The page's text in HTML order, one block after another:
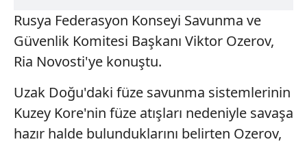
Rusya Federasyon Konseyi Savunma ve
Güvenlik Komitesi Başkanı Viktor Ozerov,
Ria Novosti'ye konuştu.
Uzak Doğu'daki füze savunma sistemlerinin
Kuzey Kore'nin füze atışları nedeniyle savaşa
hazır halde bulunduklarını belirten Ozerov,